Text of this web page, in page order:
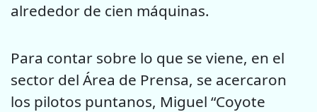
alrededor de cien máquinas.
Para contar sobre lo que se viene, en el
sector del Área de Prensa, se acercaron
los pilotos puntanos, Miguel “Coyote